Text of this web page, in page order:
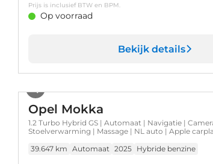
Prijs is inclusief BTW en BPM.
Op voorraad
Bekijk details
Opel Mokka
1.2 Turbo Hybrid GS | Automaat | Navigatie |
Stoelverwarming | Massage | NL auto | Apple
39.647 km Automaat 2025 Hybride benzine